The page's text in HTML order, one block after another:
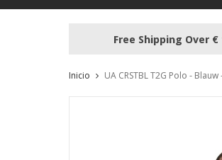
Free Shipping Over €
Inicio UA CRSTBL T2G Polo -